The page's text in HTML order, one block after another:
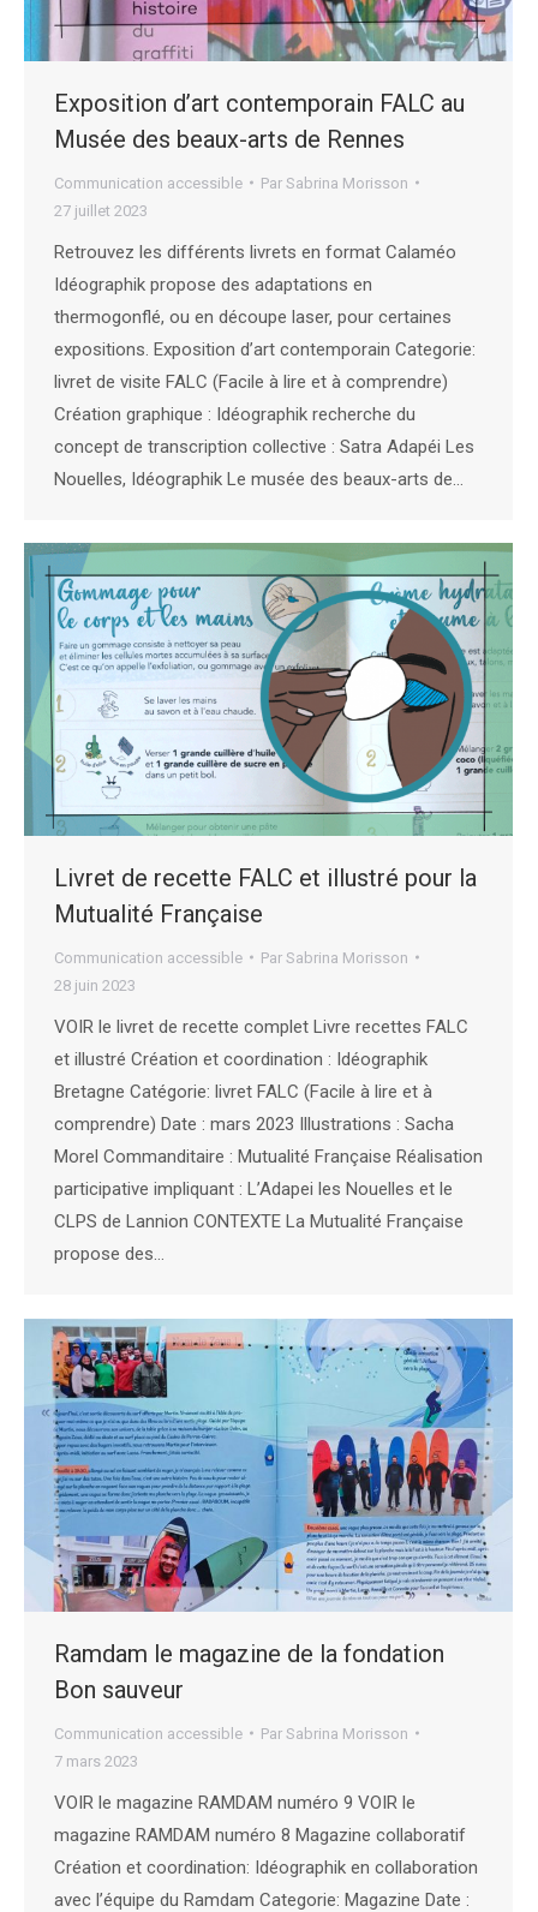
Exposition d’art contemporain FALC au
Musée des beaux-arts de Rennes
Communication accessible Par Sabrina Morisson
27 juillet 2023
Retrouvez les différents livrets en format Calaméo
Idéographik propose des adaptations en
thermogonflé, ou en découpe laser, pour certaines
expositions. Exposition d’art contemporain Categorie:
livret de visite FALC (Facile à lire et à comprendre)
Création graphique : Idéographik recherche du
concept de transcription collective : Satra Adapéi Les
Nouelles, Idéographik Le musée des beaux-arts de…
Livret de recette FALC et illustré pour la
Mutualité Française
Communication accessible Par Sabrina Morisson
28 juin 2023
VOIR le livret de recette complet Livre recettes FALC
et illustré Création et coordination : Idéographik
Bretagne Catégorie: livret FALC (Facile à lire et à
comprendre) Date : mars 2023 Illustrations : Sacha
Morel Commanditaire : Mutualité Française Réalisation
participative impliquant : L’Adapei les Nouelles et le
CLPS de Lannion CONTEXTE La Mutualité Française
propose des…
Ramdam le magazine de la fondation
Bon sauveur
Communication accessible Par Sabrina Morisson
7 mars 2023
VOIR le magazine RAMDAM numéro 9 VOIR le
magazine RAMDAM numéro 8 Magazine collaboratif
Création et coordination: Idéographik en collaboration
avec l’équipe du Ramdam Categorie: Magazine Date :